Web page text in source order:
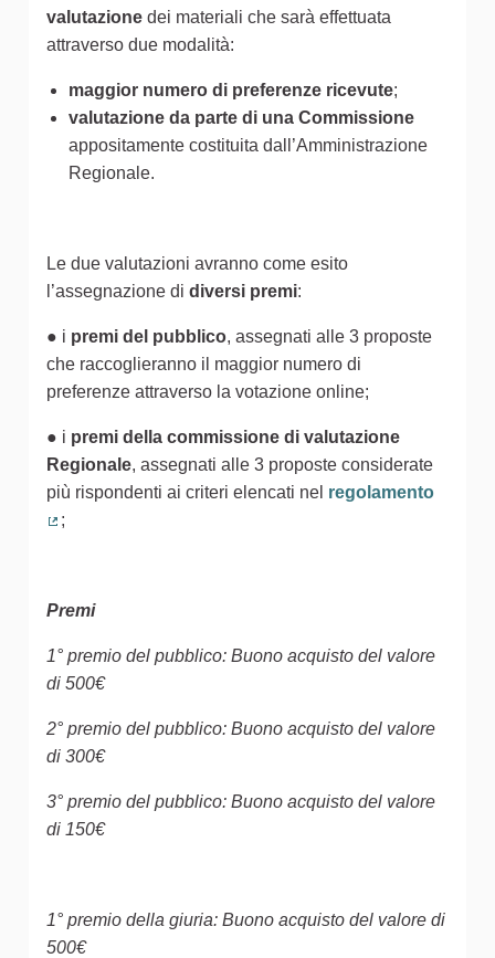
valutazione dei materiali che sarà effettuata
attraverso due modalità:
maggior numero di preferenze ricevute;
valutazione da parte di una Commissione
appositamente costituita dall’Amministrazione
Regionale.
Le due valutazioni avranno come esito
l’assegnazione di diversi premi:
● i premi del pubblico, assegnati alle 3 proposte
che raccoglieranno il maggior numero di
preferenze attraverso la votazione online;
● i premi della commissione di valutazione
Regionale, assegnati alle 3 proposte considerate
più rispondenti ai criteri elencati nel regolamento
;
Premi
1° premio del pubblico: Buono acquisto del valore
di 500€
2° premio del pubblico: Buono acquisto del valore
di 300€
3° premio del pubblico: Buono acquisto del valore
di 150€
1° premio della giuria: Buono acquisto del valore di
500€